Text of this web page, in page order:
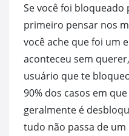
Se você foi bloqueado
primeiro pensar nos
você ache que foi um
aconteceu sem
usuário que te
90% dos casos em
geralmente é
tudo não passa de um